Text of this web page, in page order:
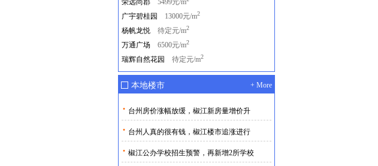
荣远尚郡 5499元/m
广宇碧桂园 13000元/m2
杨帆龙悦 待定元/m2
万通广场 6500元/m2
瑞辉自然花园 待定元/m2
本地楼市 + More
· 台州房价涨幅放缓，椒江新房量增价升
· 台州人真的很有钱，椒江楼市追涨进行
· 椒江公办学校招生预警，再新增2所学校